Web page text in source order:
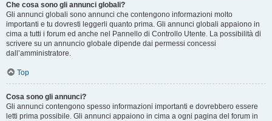
Che cosa sono gli annunci globali?
Gli annunci globali sono annunci che contengono informazioni molto
importanti e tu dovresti leggerli quanto prima. Gli annunci globali appaiono in
cima a tutti i forum ed anche nel Pannello di Controllo Utente. La possibilità di
scrivere su un annuncio globale dipende dai permessi concessi
dall’amministratore.
Top
Cosa sono gli annunci?
Gli annunci contengono spesso informazioni importanti e dovrebbero essere
letti prima possibile. Gli annunci appaiono in cima a ogni pagina del forum in